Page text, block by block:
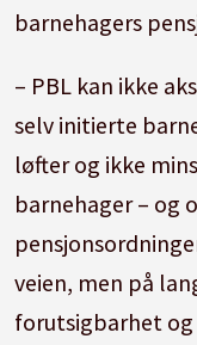
barnehagers
– PBL kan ikke
selv initierte
løfter og ikke
barnehager – og
veien, men på
forutsigbarhet og